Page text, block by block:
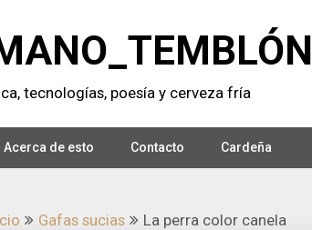
tecnologí­as, poesí­a y cerveza frí­a
Acerca de esto Contacto Cardeña
Gafas sucias La perra color canela